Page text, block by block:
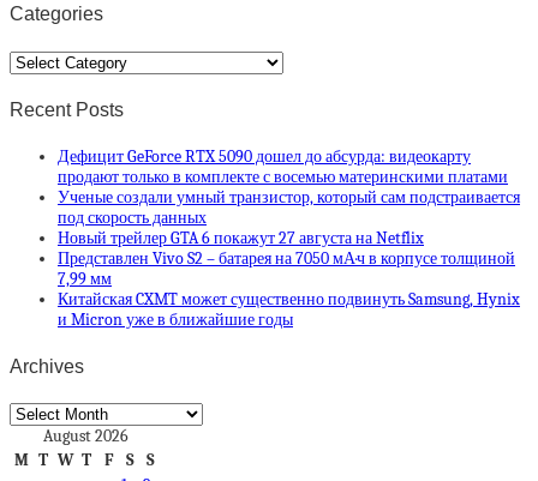
Categories
Categories
Recent Posts
Дефицит GeForce RTX 5090 дошел до абсурда: видеокарту
продают только в комплекте с восемью материнскими платами
Ученые создали умный транзистор, который сам подстраивается
под скорость данных
Новый трейлер GTA 6 покажут 27 августа на Netflix
Представлен Vivo S2 – батарея на 7050 мА·ч в корпусе толщиной
7,99 мм
Китайская CXMT может существенно подвинуть Samsung, Hynix
и Micron уже в ближайшие годы
Archives
Archives
August 2026
M T W T F S
S